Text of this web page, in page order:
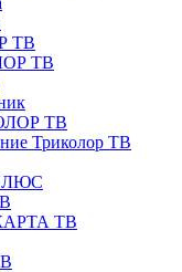
ТВ
ТВ
ТВ
Триколор ТВ
ТВ